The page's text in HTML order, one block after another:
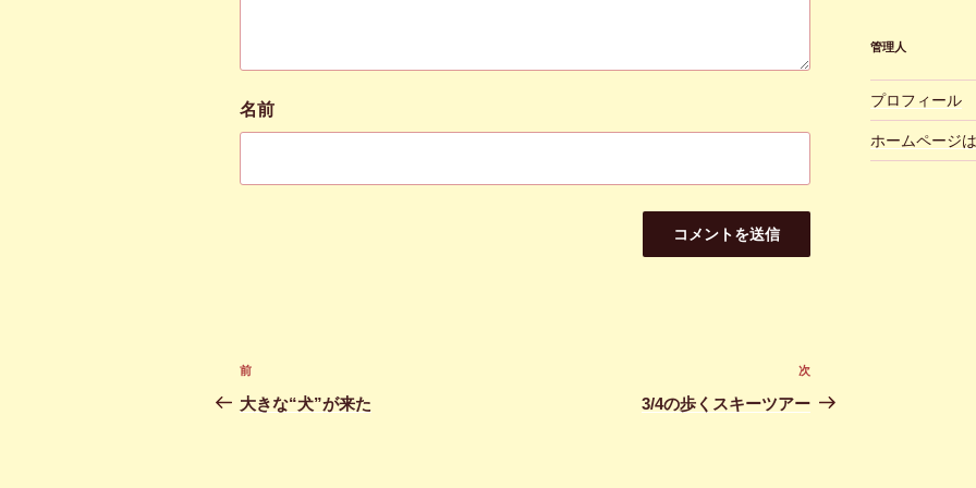
名前
投
稿
前
の
前
大きな“犬”が来た
次
の
次
3/4の歩くスキーツアー
管理人
プロフィール
ホームページ